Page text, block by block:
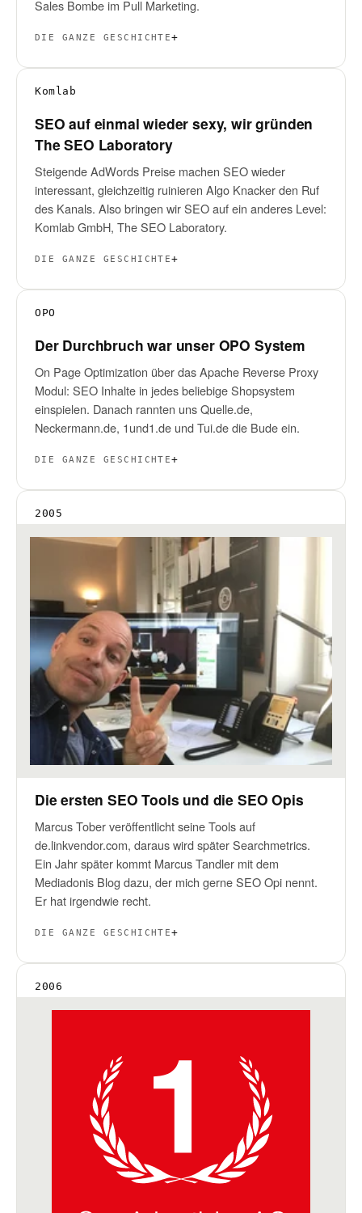
Sales Bombe im Pull Marketing.
DIE GANZE GESCHICHTE
Komlab
SEO auf einmal wieder sexy, wir gründen
The SEO Laboratory
Steigende AdWords Preise machen SEO wieder
interessant, gleichzeitig ruinieren Algo Knacker den Ruf
des Kanals. Also bringen wir SEO auf ein anderes Level:
Komlab GmbH, The SEO Laboratory.
DIE GANZE GESCHICHTE
OPO
Der Durchbruch war unser OPO System
On Page Optimization über das Apache Reverse Proxy
Modul: SEO Inhalte in jedes beliebige Shopsystem
einspielen. Danach rannten uns Quelle.de,
Neckermann.de, 1und1.de und Tui.de die Bude ein.
DIE GANZE GESCHICHTE
2005
Die ersten SEO Tools und die SEO Opis
Marcus Tober veröffentlicht seine Tools auf
de.linkvendor.com, daraus wird später Searchmetrics.
Ein Jahr später kommt Marcus Tandler mit dem
Mediadonis Blog dazu, der mich gerne SEO Opi nennt.
Er hat irgendwie recht.
DIE GANZE GESCHICHTE
2006